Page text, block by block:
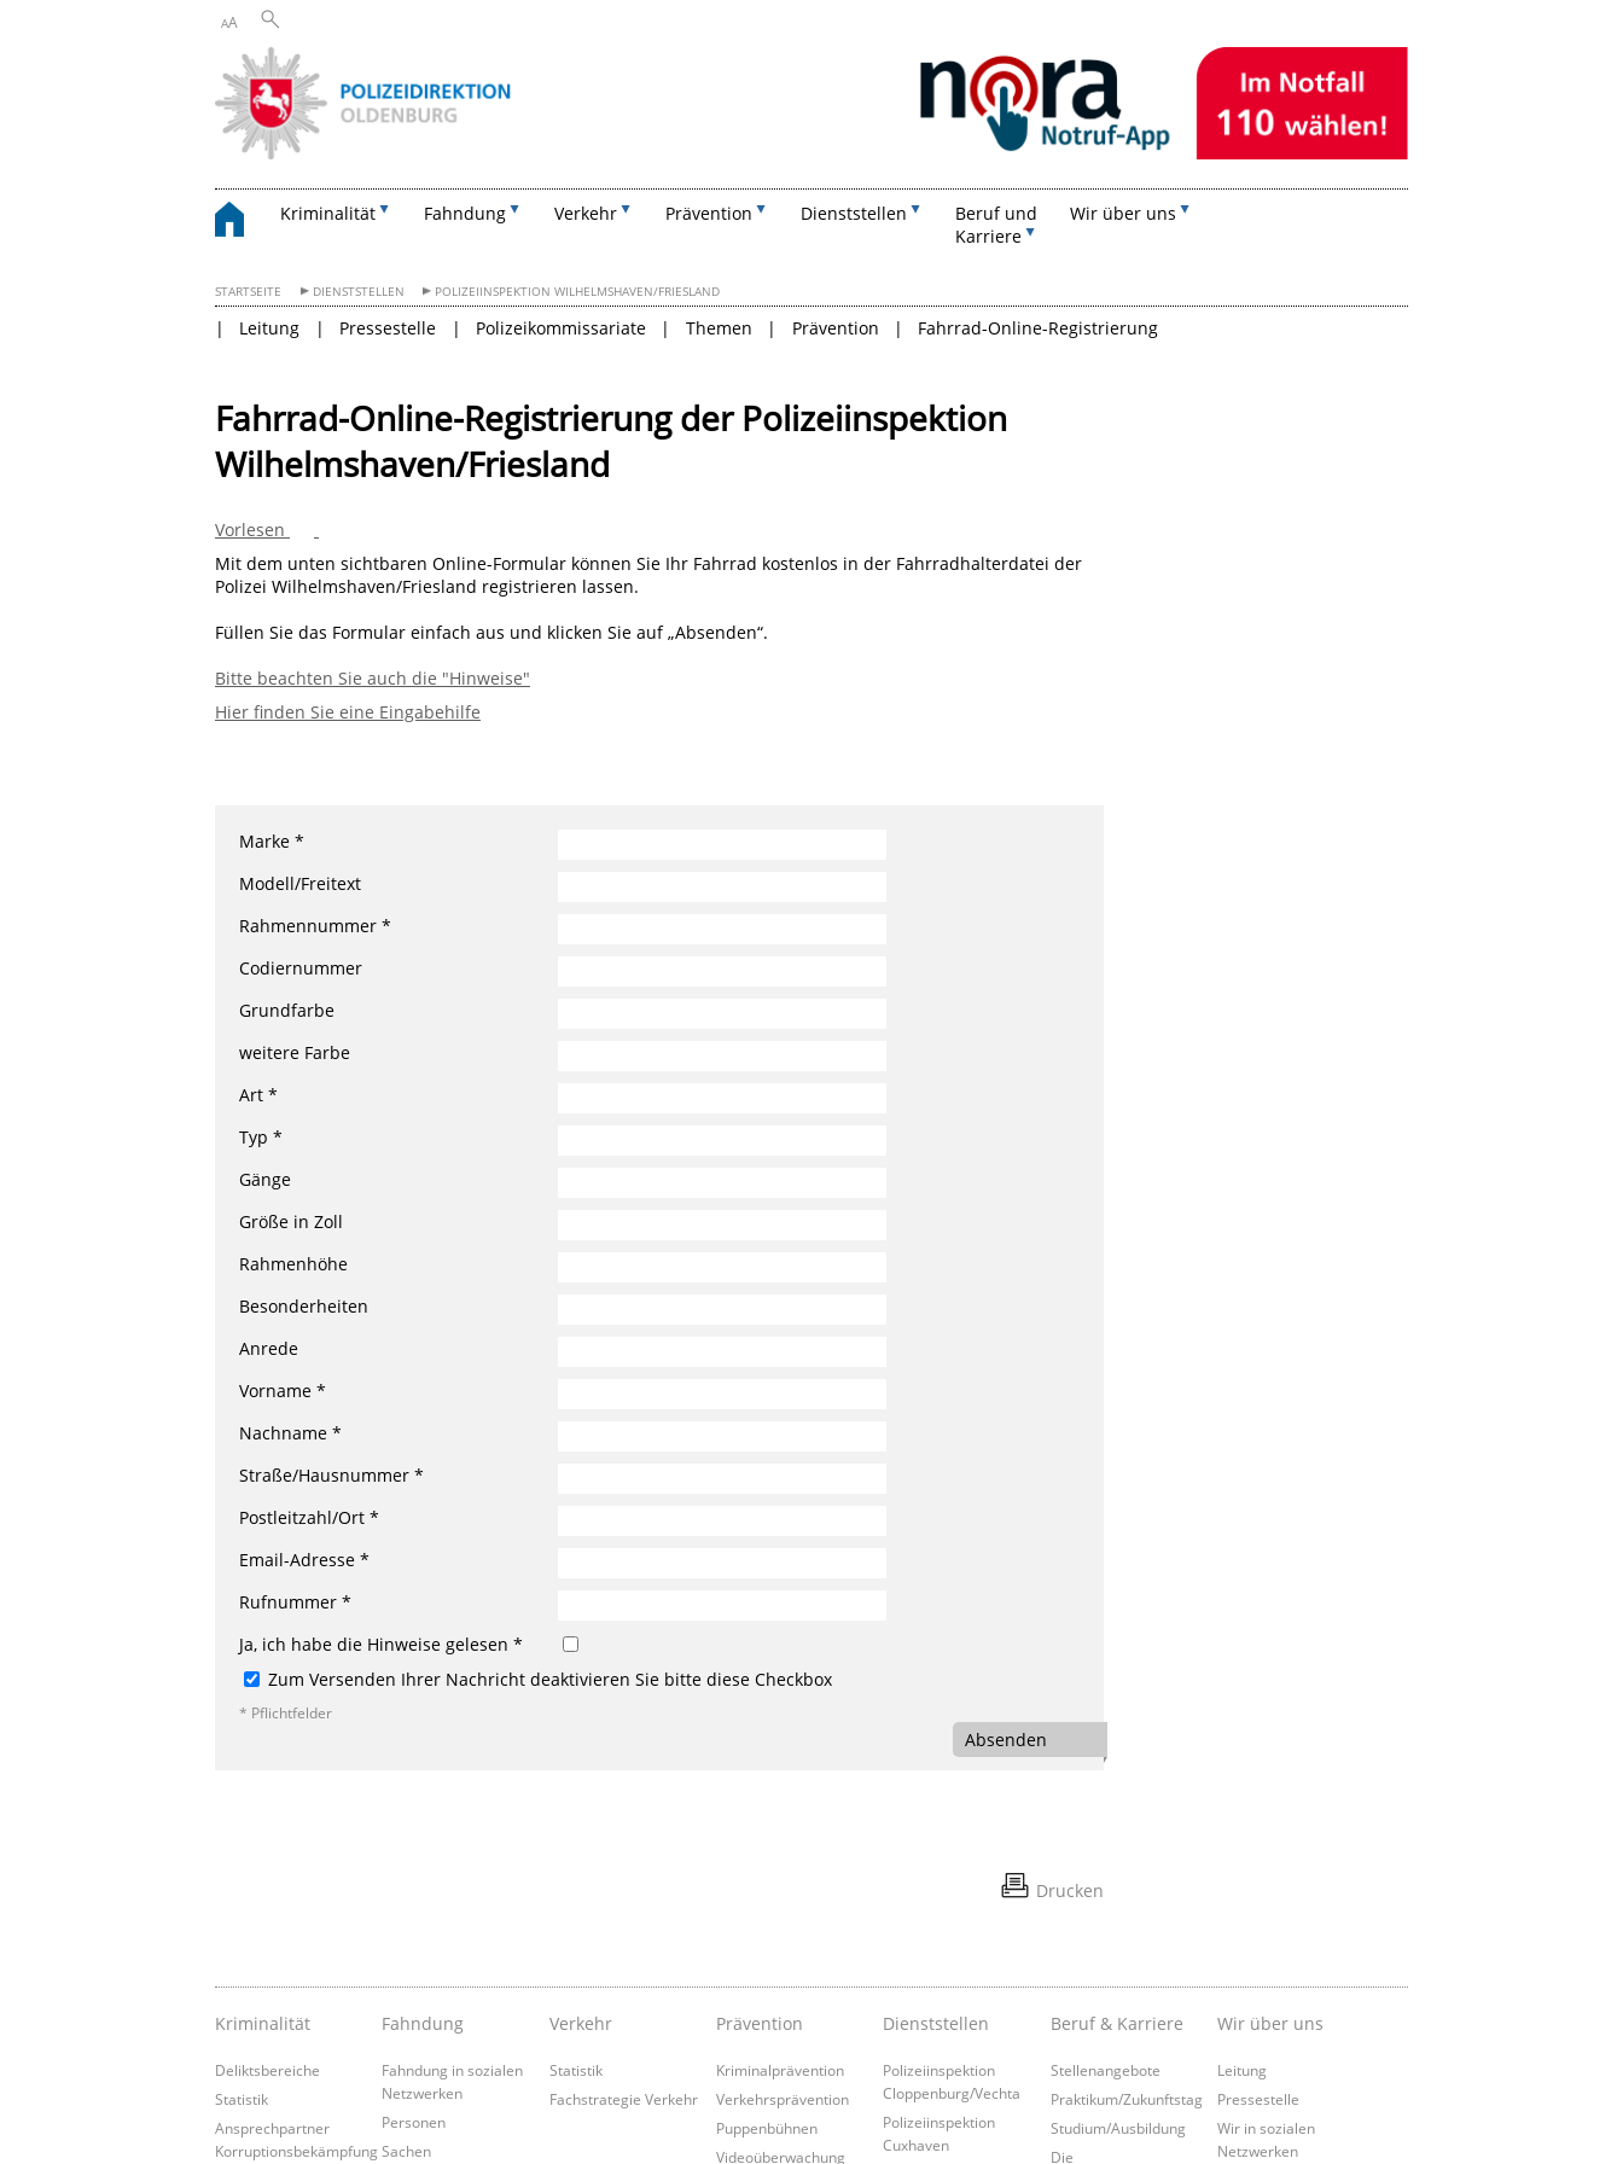
AA
Kriminalität Fahndung Verkehr Prävention Dienststellen
Beruf und
Karriere
Wir über uns
STARTSEITE DIENSTSTELLEN POLIZEIINSPEKTION WILHELMSHAVEN/FRIESLAND
Leitung Pressestelle Polizeikommissariate Themen Prävention Fahrrad-Online-Registrierung
Fahrrad-Online-Registrierung der Polizeiinspektion
Wilhelmshaven/Friesland
Vorlesen
Mit dem unten sichtbaren Online-Formular können Sie Ihr Fahrrad kostenlos in der Fahrradhalterdatei der
Polizei Wilhelmshaven/Friesland registrieren lassen.
Füllen Sie das Formular einfach aus und klicken Sie auf „Absenden“.
Bitte beachten Sie auch die "Hinweise"
Hier finden Sie eine Eingabehilfe
Marke *
Modell/Freitext
Rahmennummer *
Codiernummer
Grundfarbe
weitere Farbe
Art *
Typ *
Gänge
Größe in Zoll
Rahmenhöhe
Besonderheiten
Anrede
Vorname *
Nachname *
Straße/Hausnummer *
Postleitzahl/Ort *
Email-Adresse *
Rufnummer *
Ja, ich habe die Hinweise gelesen *
Zum Versenden Ihrer Nachricht deaktivieren Sie bitte diese Checkbox
* Pflichtfelder
Absenden
Drucken
Kriminalität
Deliktsbereiche
Statistik
Ansprechpartner
Korruptionsbekämpfung
Fahndung
Fahndung in sozialen
Netzwerken
Personen
Sachen
Verkehr
Statistik
Fachstrategie Verkehr
Prävention
Kriminalprävention
Verkehrsprävention
Puppenbühnen
Videoüberwachung
Dienststellen
Polizeiinspektion
Cloppenburg/Vechta
Polizeiinspektion
Cuxhaven
Beruf & Karriere
Stellenangebote
Praktikum/Zukunftstag
Studium/Ausbildung
Die
Wir über uns
Leitung
Pressestelle
Wir in sozialen
Netzwerken